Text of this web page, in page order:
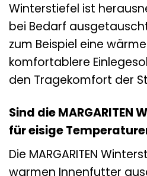
Winterstiefel ist
bei Bedarf
zum Beispiel eine
komfortablere
den Tragekomfort der
Sind die
für eisige
Die MARGARITEN
warmen Innenfutter